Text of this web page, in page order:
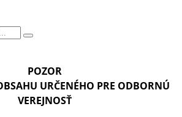
POZOR
URČENÉHO PRE ODBORNÚ
VEREJNOSŤ